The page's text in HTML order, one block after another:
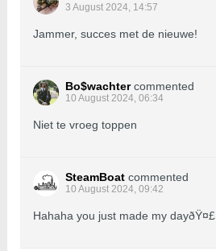
3 August 2024, 14:57
Jammer, succes met de nieuwe!
Bo$wachter commented
10 August 2024, 06:34
Niet te vroeg toppen
SteamBoat commented
10 August 2024, 09:42
Hahaha you just made my dayðŸ¤£